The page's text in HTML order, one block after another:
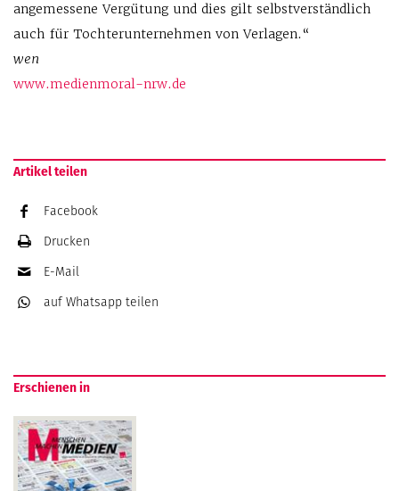
angemessene Vergütung und dies gilt selbstverständlich
auch für Tochterunternehmen von Verlagen.“
wen
www.medienmoral-nrw.de
Artikel teilen
Facebook
Drucken
E-Mail
auf Whatsapp teilen
Erschienen in